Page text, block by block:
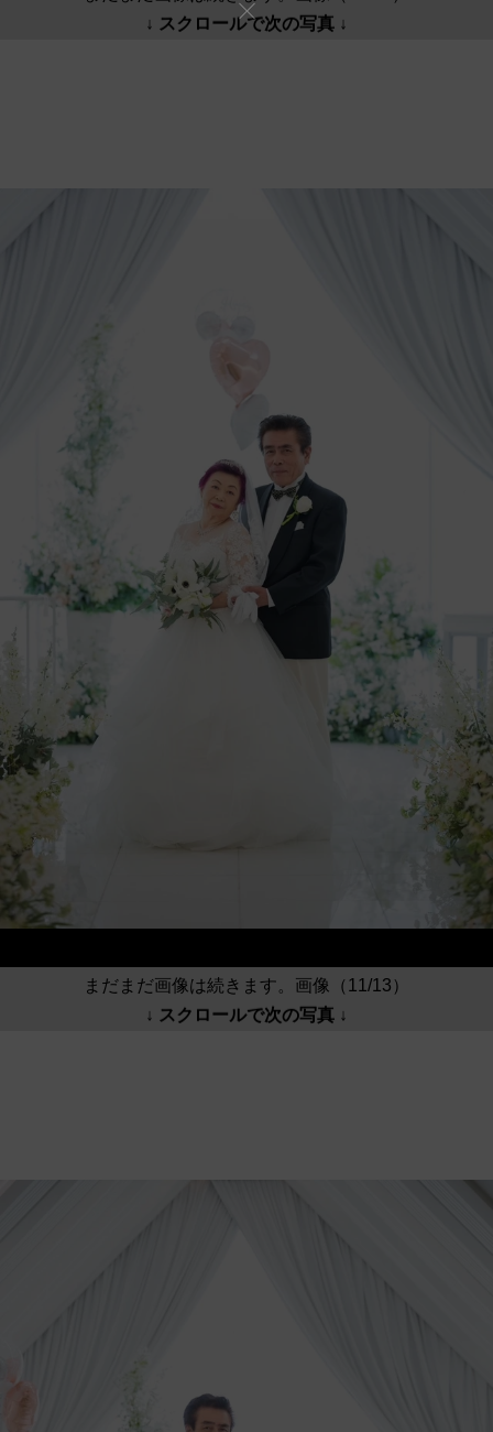
↓ スクロールで次の写真 ↓
まだまだ画像は続きます。画像（11/13）
↓ スクロールで次の写真 ↓